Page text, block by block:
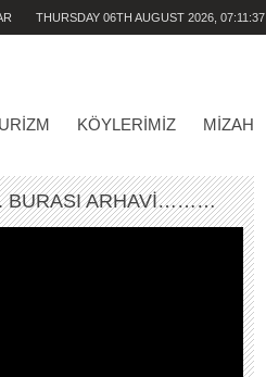
THURSDAY 06TH AUGUST 2026, 07:11:37
KÖYLERIMIZ MIZAH
ARHAVİ………